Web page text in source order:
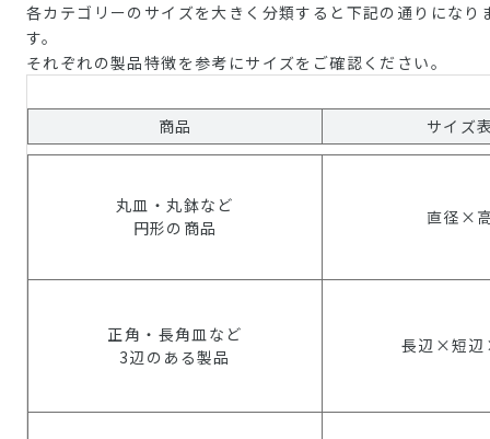
各カテゴリーのサイズを大きく分類すると下記の通りになり
す。
それぞれの製品特徴を参考にサイズをご確認ください。
商品 サイズ
丸皿・丸鉢など
円形の商品
直径×
正角・長角皿など
3辺のある製品
長辺×短